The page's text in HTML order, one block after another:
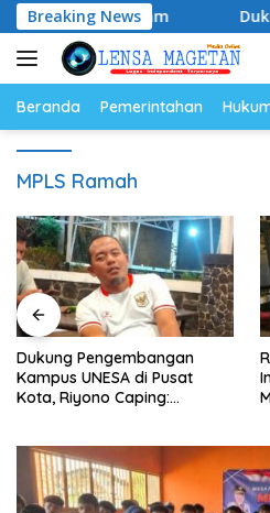
Langsung
ke
konten
Breaking News
Ayam Dukung
Beranda Pemerintahan
MPLS Ramah
Dukung Pengembangan
Kampus UNESA di Pusat
Kota, Riyono Caping: